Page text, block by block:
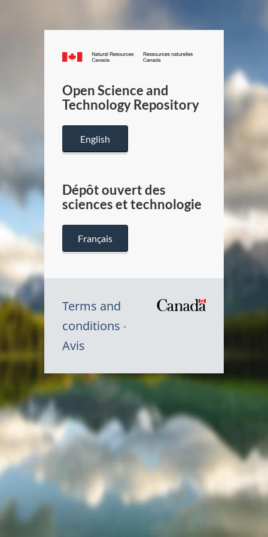
Canada.ca
/
Canada
Open Science and
Technology Repository
English
Dépôt ouvert des
sciences et technologie
Français
Terms and
conditions
Avis
Symbole
du